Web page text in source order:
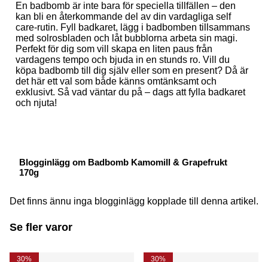
En badbomb är inte bara för speciella tillfällen – den
kan bli en återkommande del av din vardagliga self
care-rutin. Fyll badkaret, lägg i badbomben tillsammans
med solrosbladen och låt bubblorna arbeta sin magi.
Perfekt för dig som vill skapa en liten paus från
vardagens tempo och bjuda in en stunds ro. Vill du
köpa badbomb till dig själv eller som en present? Då är
det här ett val som både känns omtänksamt och
exklusivt. Så vad väntar du på – dags att fylla badkaret
och njuta!
Blogginlägg om Badbomb Kamomill & Grapefrukt
170g
Det finns ännu inga blogginlägg kopplade till denna artikel.
Se fler varor
30% 30%